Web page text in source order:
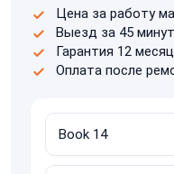
Цена за работу
Выезд за 45
Гарантия 12
Оплата после